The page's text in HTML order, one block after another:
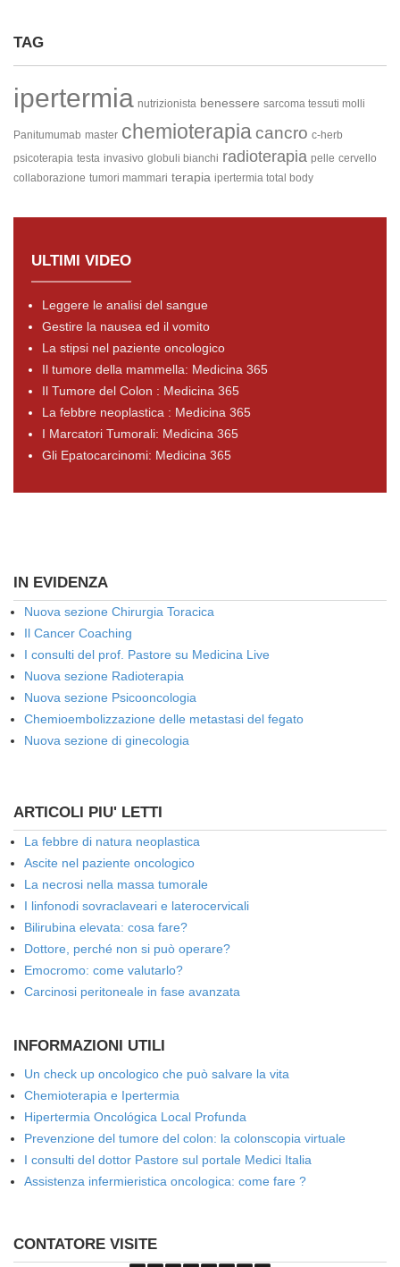
TAG
ipertermia nutrizionista benessere sarcoma tessuti molli
Panitumumab master chemioterapia cancro c-herb
psicoterapia testa invasivo globuli bianchi radioterapia pelle cervello
collaborazione tumori mammari terapia ipertermia total body
ULTIMI VIDEO
Leggere le analisi del sangue
Gestire la nausea ed il vomito
La stipsi nel paziente oncologico
Il tumore della mammella: Medicina 365
Il Tumore del Colon : Medicina 365
La febbre neoplastica : Medicina 365
I Marcatori Tumorali: Medicina 365
Gli Epatocarcinomi: Medicina 365
IN EVIDENZA
Nuova sezione Chirurgia Toracica
Il Cancer Coaching
I consulti del prof. Pastore su Medicina Live
Nuova sezione Radioterapia
Nuova sezione Psicooncologia
Chemioembolizzazione delle metastasi del fegato
Nuova sezione di ginecologia
ARTICOLI PIU' LETTI
La febbre di natura neoplastica
Ascite nel paziente oncologico
La necrosi nella massa tumorale
I linfonodi sovraclaveari e laterocervicali
Bilirubina elevata: cosa fare?
Dottore, perché non si può operare?
Emocromo: come valutarlo?
Carcinosi peritoneale in fase avanzata
INFORMAZIONI UTILI
Un check up oncologico che può salvare la vita
Chemioterapia e Ipertermia
Hipertermia Oncológica Local Profunda
Prevenzione del tumore del colon: la colonscopia virtuale
I consulti del dottor Pastore sul portale Medici Italia
Assistenza infermieristica oncologica: come fare ?
CONTATORE VISITE